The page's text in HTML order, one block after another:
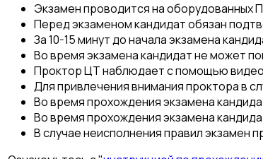
Экзамен проводится на оборудованных
Перед экзаменом кандидат обязан
За 10-15 минут до начала экзамена
Во время экзамена кандидат не может
Проктор ЦТ наблюдает с помощью
Для привлечения внимания проктора в
Во время прохождения экзамена
Во время прохождения экзамена
В случае неисполнения правил экзамен